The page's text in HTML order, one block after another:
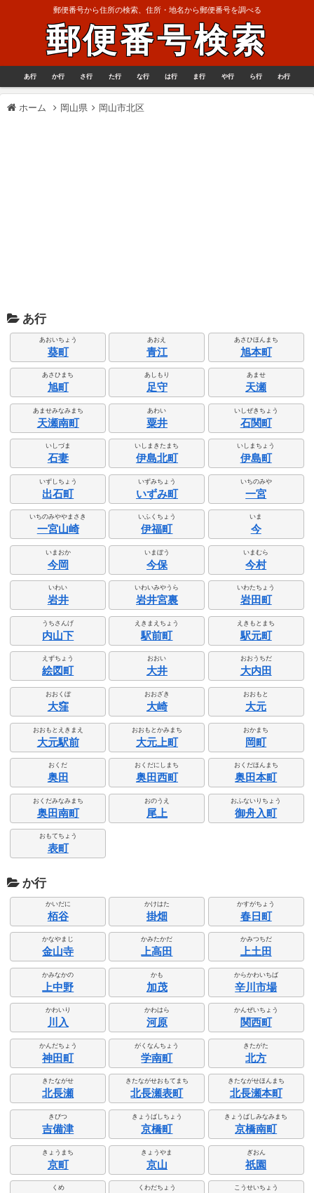
郵便番号から住所の検索、住所・地名から郵便番号を調べる
郵便番号検索
あ行 か行 さ行 た行 な行 は行 ま行 や行 ら行 わ行
ホーム 岡山県 岡山市北区
あ行
あおいちょう
葵町
あおえ
青江
あさひほんまち
旭本町
あさひまち
旭町
あしもり
足守
あませ
天瀬
あませみなみまち
天瀬南町
あわい
粟井
いしぜきちょう
石関町
いしづま
石妻
いしまきたまち
伊島北町
いしまちょう
伊島町
いずしちょう
出石町
いずみちょう
いずみ町
いちのみや
一宮
いちのみややまさき
一宮山崎
いふくちょう
伊福町
いま
今
いまおか
今岡
いまぼう
今保
いまむら
今村
いわい
岩井
いわいみやうら
岩井宮裏
いわたちょう
岩田町
うちさんげ
内山下
えきまえちょう
駅前町
えきもとまち
駅元町
えずちょう
絵図町
おおい
大井
おおうちだ
大内田
おおくぼ
大窪
おおざき
大崎
おおもと
大元
おおもとえきまえ
大元駅前
おおもとかみまち
大元上町
おかまち
岡町
おくだ
奥田
おくだにしまち
奥田西町
おくだほんまち
奥田本町
おくだみなみまち
奥田南町
おのうえ
尾上
おふないりちょう
御舟入町
おもてちょう
表町
か行
かいだに
栢谷
かけはた
掛畑
かすがちょう
春日町
かなやまじ
金山寺
かみたかだ
上高田
かみつちだ
上土田
かみなかの
上中野
かも
加茂
からかわいちば
辛川市場
かわいり
川入
かわはら
河原
かんぜいちょう
関西町
かんだちょう
神田町
がくなんちょう
学南町
きたがた
北方
きたながせ
北長瀬
きたながせおもてまち
北長瀬表町
きたながせほんまち
北長瀬本町
きびつ
吉備津
きょうばしちょう
京橋町
きょうばしみなみまち
京橋南町
きょうまち
京町
きょうやま
京山
ぎおん
祇園
くめ くわだちょう こうせいちょう